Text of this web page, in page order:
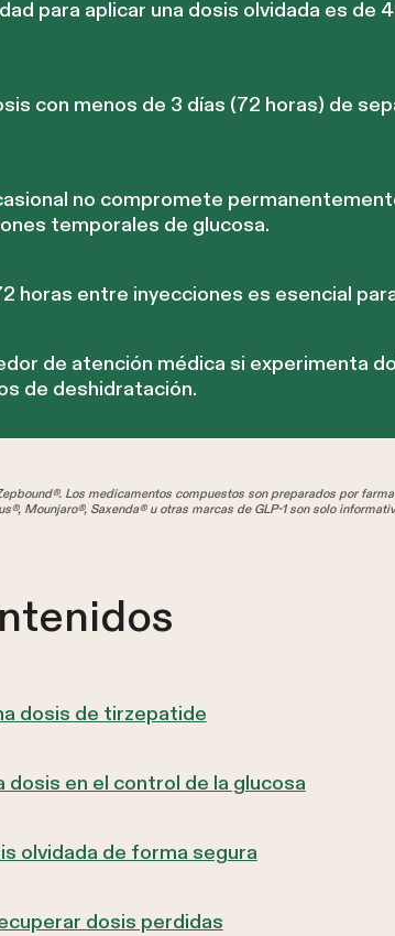
para aplicar una dosis olvidada es de
con menos de 3 días (72 horas) de
no compromete
temporales de glucosa.
horas entre inyecciones es esencial
de atención médica si experimenta
de deshidratación.
Los medicamentos compuestos son preparados por
Mounjaro®, Saxenda® u otras marcas de GLP-1 son solo
dosis de tirzepatide
en el control de la glucosa
olvidada de forma segura
dosis perdidas